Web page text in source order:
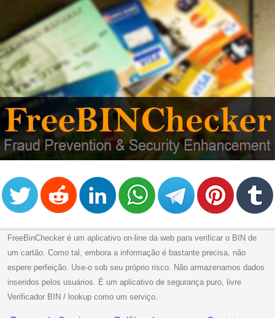
Generate
Credit
Card
from
BIN
Credit
Card
Checker
Service
is
My
IP
Address
?
IP
Lookup
IP
FreeBinChecker é um aplicativo on-line da web para verificar o BIN de
um cartão. Como tal, embora a informação é bastante precisa, não
espere perfeição. Use-o sob seu próprio risco. Não armazenamos dados
inseridos pelos usuários. É um aplicativo de segurança puro, livre
Verificador BIN / lookup como um serviço.